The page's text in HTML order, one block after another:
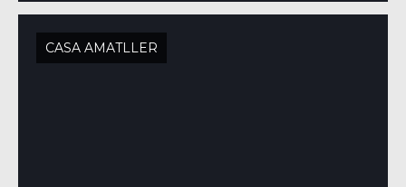
CASA AMATLLER